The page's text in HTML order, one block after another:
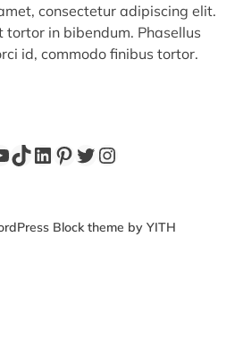
consectetur adipiscing elit.
in bibendum. Phasellus
id, commodo finibus tortor.
TikTok
LinkedIn
Pinterest
X Instagram
Block theme by YITH